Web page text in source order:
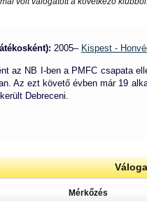
2005– Kispest -
az NB I-ben a PMFC csapata
Az ezt követő évben már 19
Debreceni.
Mérkőzés